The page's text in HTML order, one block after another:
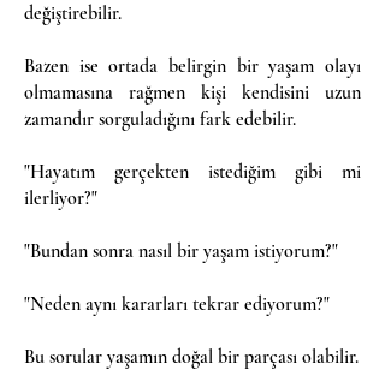
değiştirebilir.
Bazen ise ortada belirgin bir yaşam olayı
olmamasına rağmen kişi kendisini uzun
zamandır sorguladığını fark edebilir.
"Hayatım gerçekten istediğim gibi mi
ilerliyor?"
"Bundan sonra nasıl bir yaşam istiyorum?"
"Neden aynı kararları tekrar ediyorum?"
Bu sorular yaşamın doğal bir parçası olabilir.